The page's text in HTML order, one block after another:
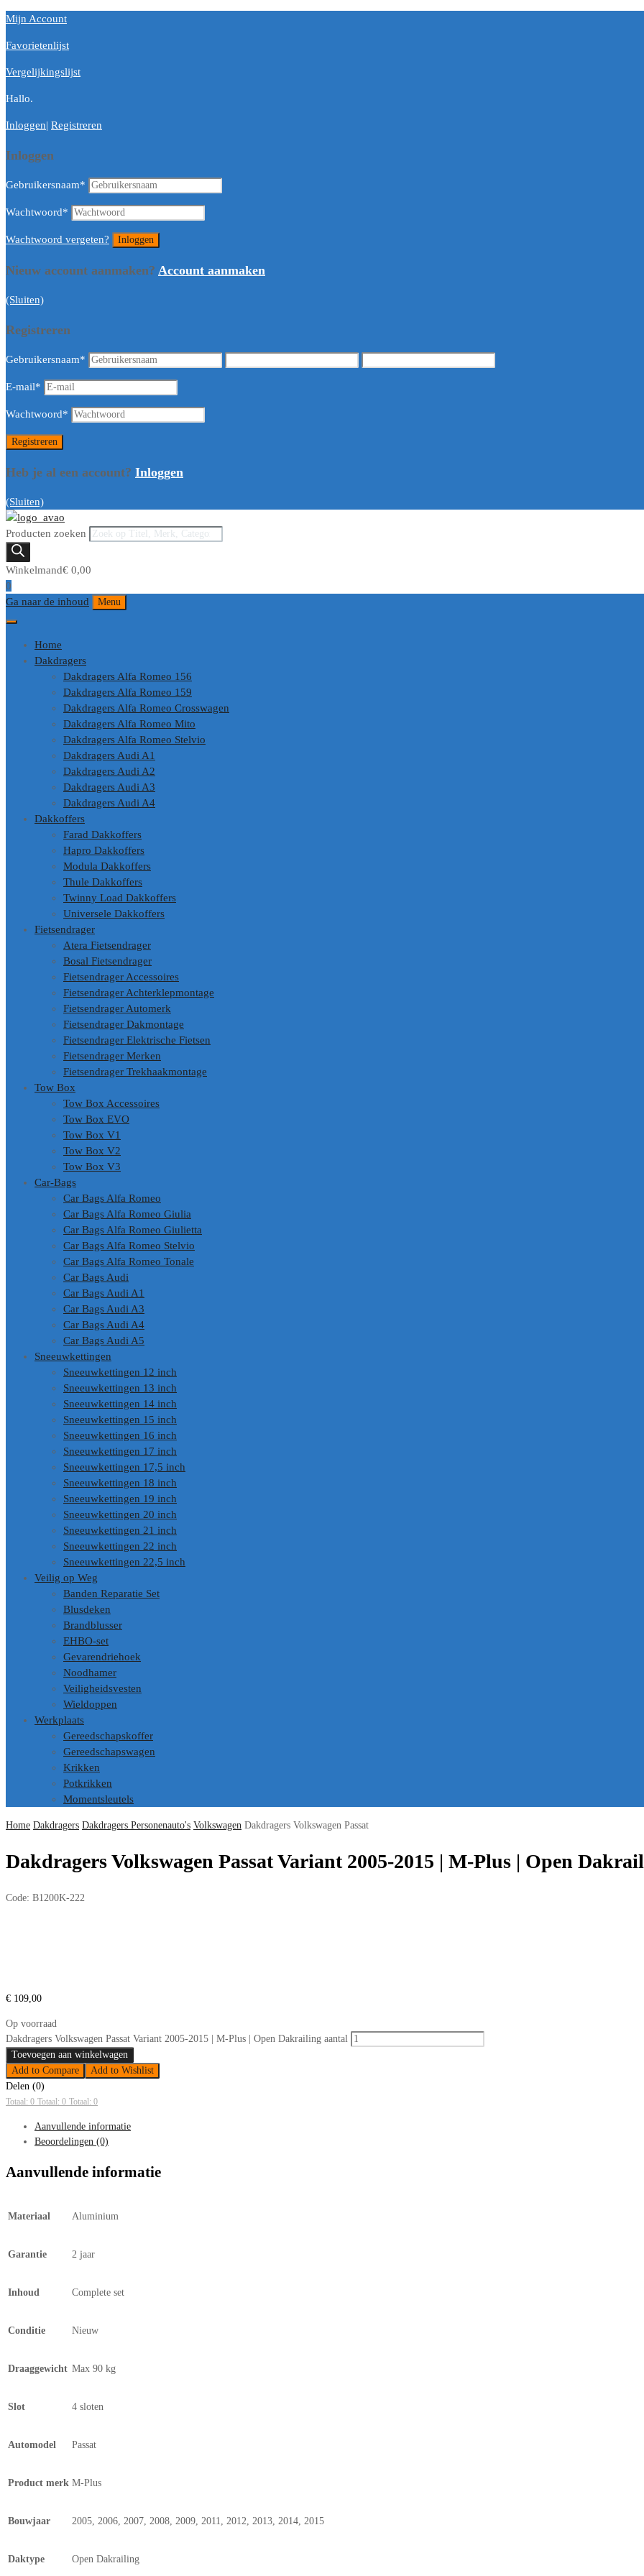
Mijn Account
Favorietenlijst
Vergelijkingslijst
Hallo.
Inloggen| Registreren
Inloggen
Gebruikersnaam*
Wachtwoord*
Wachtwoord vergeten?
Nieuw account aanmaken? Account aanmaken
(Sluiten)
Registreren
Gebruikersnaam*
E-mail*
Wachtwoord*
Heb je al een account? Inloggen
(Sluiten)
Producten zoeken
Winkelmand€ 0,00
0
Ga naar de inhoud
Menu
Home
Dakdragers
Dakdragers Alfa Romeo 156
Dakdragers Alfa Romeo 159
Dakdragers Alfa Romeo Crosswagen
Dakdragers Alfa Romeo Mito
Dakdragers Alfa Romeo Stelvio
Dakdragers Audi A1
Dakdragers Audi A2
Dakdragers Audi A3
Dakdragers Audi A4
Dakkoffers
Farad Dakkoffers
Hapro Dakkoffers
Modula Dakkoffers
Thule Dakkoffers
Twinny Load Dakkoffers
Universele Dakkoffers
Fietsendrager
Atera Fietsendrager
Bosal Fietsendrager
Fietsendrager Accessoires
Fietsendrager Achterklepmontage
Fietsendrager Automerk
Fietsendrager Dakmontage
Fietsendrager Elektrische Fietsen
Fietsendrager Merken
Fietsendrager Trekhaakmontage
Tow Box
Tow Box Accessoires
Tow Box EVO
Tow Box V1
Tow Box V2
Tow Box V3
Car-Bags
Car Bags Alfa Romeo
Car Bags Alfa Romeo Giulia
Car Bags Alfa Romeo Giulietta
Car Bags Alfa Romeo Stelvio
Car Bags Alfa Romeo Tonale
Car Bags Audi
Car Bags Audi A1
Car Bags Audi A3
Car Bags Audi A4
Car Bags Audi A5
Sneeuwkettingen
Sneeuwkettingen 12 inch
Sneeuwkettingen 13 inch
Sneeuwkettingen 14 inch
Sneeuwkettingen 15 inch
Sneeuwkettingen 16 inch
Sneeuwkettingen 17 inch
Sneeuwkettingen 17,5 inch
Sneeuwkettingen 18 inch
Sneeuwkettingen 19 inch
Sneeuwkettingen 20 inch
Sneeuwkettingen 21 inch
Sneeuwkettingen 22 inch
Sneeuwkettingen 22,5 inch
Veilig op Weg
Banden Reparatie Set
Blusdeken
Brandblusser
EHBO-set
Gevarendriehoek
Noodhamer
Veiligheidsvesten
Wieldoppen
Werkplaats
Gereedschapskoffer
Gereedschapswagen
Krikken
Potkrikken
Momentsleutels
Home Dakdragers Dakdragers Personenauto's Volkswagen Dakdragers Volkswagen Passat
Dakdragers Volkswagen Passat Variant 2005-2015 | M-Plus | Open
Code: B1200K-222
€ 109,00
Op voorraad
Dakdragers Volkswagen Passat Variant 2005-2015 | M-Plus | Open Dakrailing aantal
Toevoegen aan winkelwagen
Add to Compare
Add to Wishlist
Delen (0)
Totaal: 0 Totaal: 0 Totaal: 0
Aanvullende informatie
Beoordelingen (0)
Aanvullende informatie
Materiaal Aluminium
Garantie 2 jaar
Inhoud Complete set
Conditie Nieuw
Draaggewicht Max 90 kg
Slot 4 sloten
Automodel Passat
Product merk M-Plus
Bouwjaar 2005, 2006, 2007, 2008, 2009, 2011, 2012, 2013, 2014, 2015
Daktype Open Dakrailing